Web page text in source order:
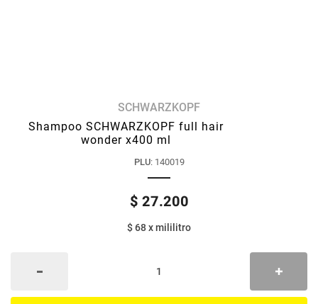
SCHWARZKOPF
Shampoo SCHWARZKOPF full hair
wonder x400 ml
PLU: 140019
$ 27.200
$ 68xmililitro